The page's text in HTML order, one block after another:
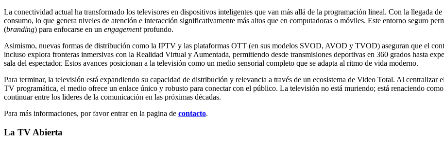
La conectividad actual ha transformado los televisores en dispositivos inteligentes que van más allá de la programación lineal. Con la llegada
consumo, lo que genera niveles de atención e interacción significativamente más altos que en computadoras o móviles. Este entorno seguro
(branding) para enfocarse en un engagementprofundo.
Asimismo, nuevas formas de distribución como la IPTV y las plataformas OTT (en sus modelos SVOD, AVOD y TVOD) aseguran que el
incluso explora fronteras inmersivas con la Realidad Virtual y Aumentada, permitiendo desde transmisiones deportivas en 360 grados hasta
sala del espectador. Estos avances posicionan a la televisión como un medio sensorial completo que se adapta al ritmo de vida moderno.
Para terminar, la televisión está expandiendo su capacidad de distribución y relevancia a través de un ecosistema de Video Total. Al centralizar
TV programática, el medio ofrece un enlace único y robusto para conectar con el público. La televisión no está muriendo; está renaciendo
continuar entre los lideres de la comunicación en las próximas décadas.
Para más informaciones, por favor entrar en la pagina de contacto.
La TV Abierta